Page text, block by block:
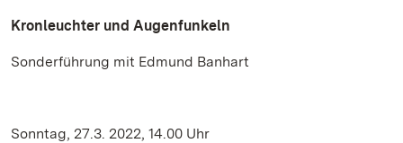
Kronleuchter und Augenfunkeln
Sonderführung mit Edmund Banhart
Sonntag, 27.3. 2022, 14.00 Uhr